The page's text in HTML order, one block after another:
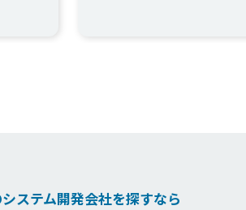
ステム開発会社を探すなら